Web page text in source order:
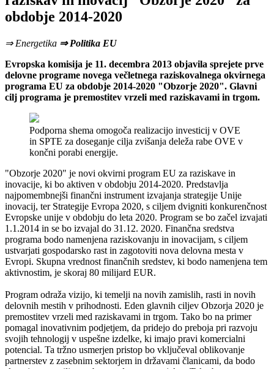
obdobje 2014-2020
⇒ Energetika ⇒ Politika EU
Evropska komisija je 11. decembra 2013 objavila sprejete prve
delovne programe novega večletnega raziskovalnega okvirnega
programa EU za obdobje 2014-2020 "Obzorje 2020". Glavni
cilj programa je premostitev vrzeli med raziskavami in trgom.
Podporna shema omogoča realizacijo investicij v OVE
in SPTE za doseganje cilja zvišanja deleža rabe OVE v
končni porabi energije.
"Obzorje 2020" je novi okvirni program EU za raziskave in
inovacije, ki bo aktiven v obdobju 2014-2020. Predstavlja
najpomembnejši finančni instrument izvajanja strategije Unije
inovacij, ter Strategije Evropa 2020, s ciljem dvigniti konkurenčnost
Evropske unije v obdobju do leta 2020. Program se bo začel izvajati
1.1.2014 in se bo izvajal do 31.12. 2020. Finančna sredstva
programa bodo namenjena raziskovanju in inovacijam, s ciljem
ustvarjati gospodarsko rast in zagotoviti nova delovna mesta v
Evropi. Skupna vrednost finančnih sredstev, ki bodo namenjena tem
aktivnostim, je skoraj 80 milijard EUR.
Program odraža vizijo, ki temelji na novih zamislih, rasti in novih
delovnih mestih v prihodnosti. Eden glavnih ciljev Obzorja 2020 je
premostitev vrzeli med raziskavami in trgom. Tako bo na primer
pomagal inovativnim podjetjem, da pridejo do preboja pri razvoju
svojih tehnologij v uspešne izdelke, ki imajo pravi komercialni
potencial. Ta tržno usmerjen pristop bo vključeval oblikovanje
partnerstev z zasebnim sektorjem in državami članicami, da bodo